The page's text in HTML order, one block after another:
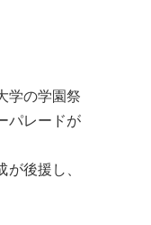
学の学園祭
パレードが
後援し、